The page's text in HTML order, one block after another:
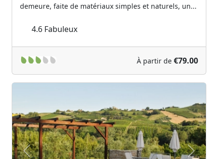
demeure, faite de matériaux simples et naturels, un...
4.6 Fabuleux
À partir de €79.00
Previous Next